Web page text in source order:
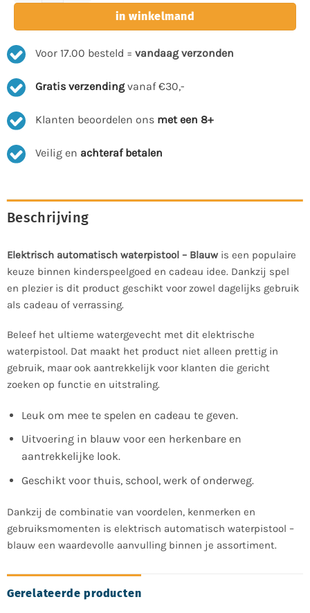
in winkelmand
Voor 17.00 besteld = vandaag verzonden
Gratis verzendingvanaf €30,-
Klanten beoordelen ons met een 8+
Veilig en achteraf betalen
Beschrijving
Elektrisch automatisch waterpistool – Blauwis een populaire
keuze binnen kinderspeelgoed en cadeau idee. Dankzij spel
en plezier is dit product geschikt voor zowel dagelijks gebruik
als cadeau of verrassing.
Beleef het ultieme watergevecht met dit elektrische
waterpistool. Dat maakt het product niet alleen prettig in
gebruik, maar ook aantrekkelijk voor klanten die gericht
zoeken op functie en uitstraling.
Leuk om mee te spelen en cadeau te geven.
Uitvoering in blauw voor een herkenbare en
aantrekkelijke look.
Geschikt voor thuis, school, werk of onderweg.
Dankzij de combinatie van voordelen, kenmerken en
gebruiksmomenten is elektrisch automatisch waterpistool –
blauw een waardevolle aanvulling binnen je assortiment.
Gerelateerde producten